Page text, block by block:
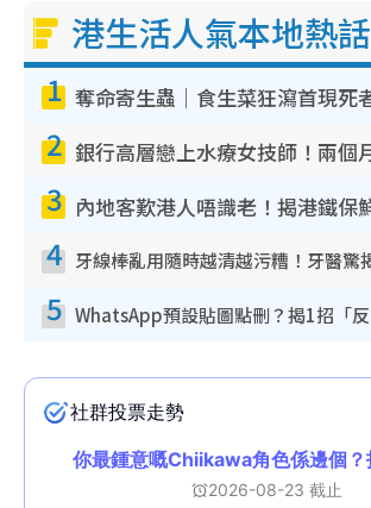
o
港生活人氣本地熱話
1
2
3
4
5